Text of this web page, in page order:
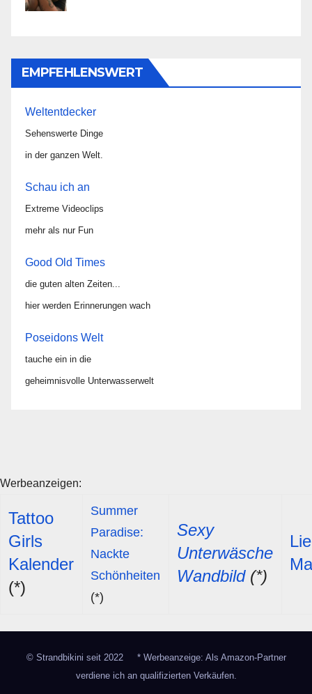
EMPFEHLENSWERT
Weltentdecker
Sehenswerte Dinge
in der ganzen Welt.
Schau ich an
Extreme Videoclips
mehr als nur Fun
Good Old Times
die guten alten Zeiten...
hier werden Erinnerungen wach
Poseidons Welt
tauche ein in die
geheimnisvolle Unterwasserwelt
Werbeanzeigen:
Tattoo
Girls
Kalender
(*)
Summer
Paradise:
Nackte
Schönheiten
(*)
Sexy
Unterwäsche
Wandbild(*)
© Strandbikini seit 2022 * Werbeanzeige: Als Amazon-Partner
verdiene ich an qualifizierten Verkäufen.